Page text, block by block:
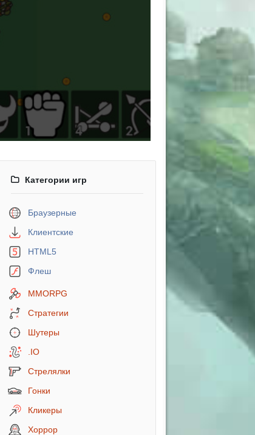
Категории игр
Браузерные
Клиентские
HTML5
Флеш
MMORPG
Стратегии
Шутеры
.IO
Стрелялки
Гонки
Кликеры
Хоррор